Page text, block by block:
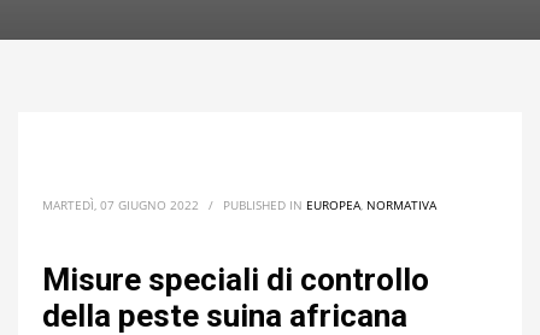
MARTEDÌ, 07 GIUGNO 2022 / PUBLISHED IN EUROPEA, NORMATIVA
Misure speciali di controllo
della peste suina africana